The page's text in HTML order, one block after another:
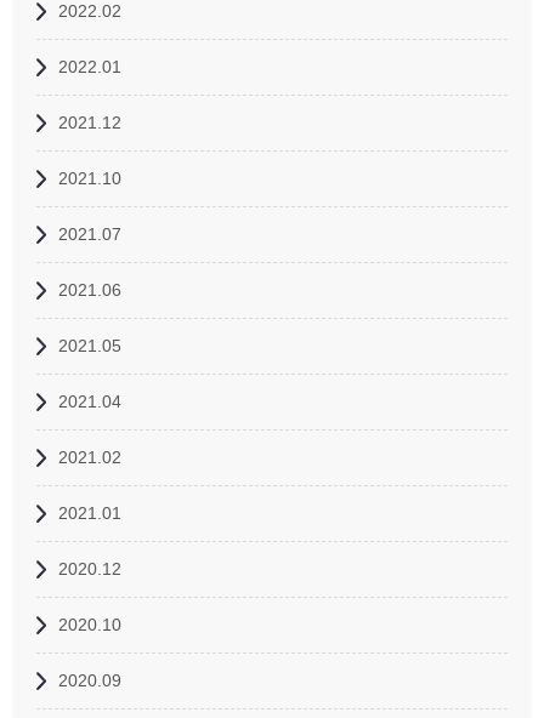
2022.02
2022.01
2021.12
2021.10
2021.07
2021.06
2021.05
2021.04
2021.02
2021.01
2020.12
2020.10
2020.09